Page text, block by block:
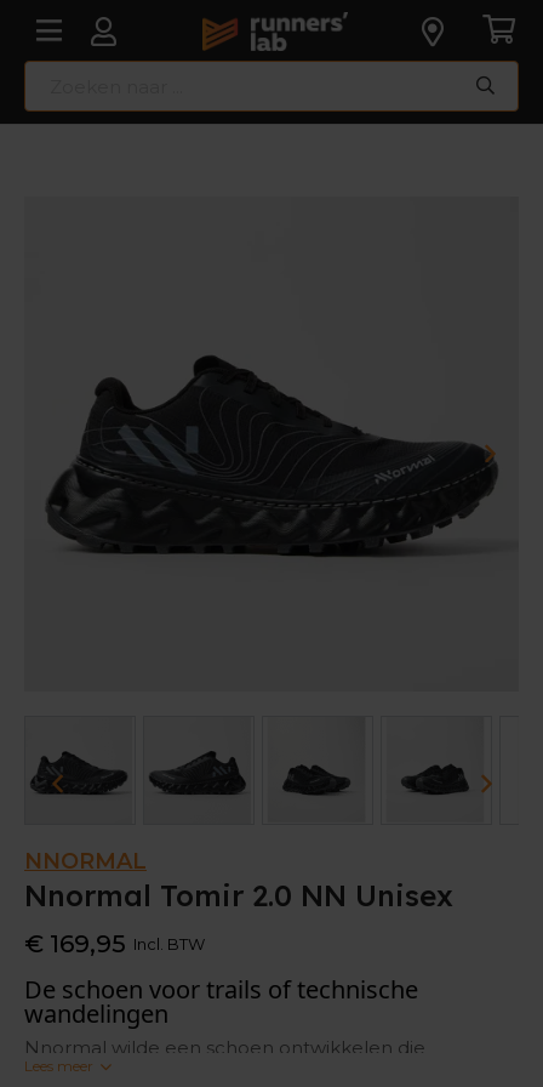
NNORMAL
Nnormal Tomir 2.0 NN Unisex
€ 169,95 Incl. BTW
De schoen voor trails of technische
wandelingen
Nnormal wilde een schoen ontwikkelen die
duurzaam, stevig, perfect passend en gripvol is. En
Lees meer